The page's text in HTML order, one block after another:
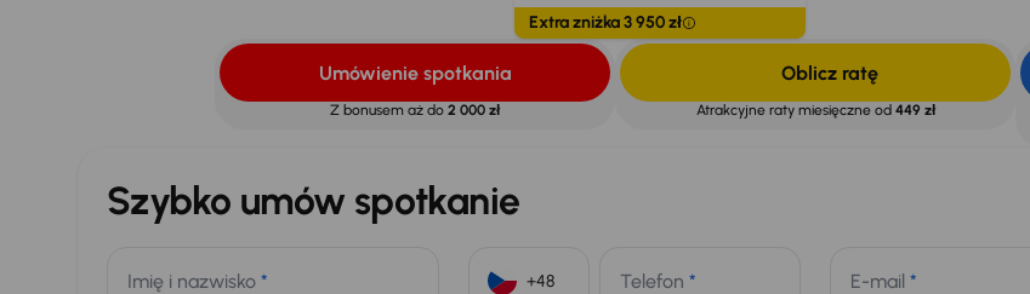
Extra zniżka 3 950 zł
Umówienie spotkania
Z bonusem aż do 2 000 zł
Oblicz ratę
Atrakcyjne raty miesięczne od 449 zł
Szybko umów spotkanie
Imię i nazwisko * Telefon * E-mail *